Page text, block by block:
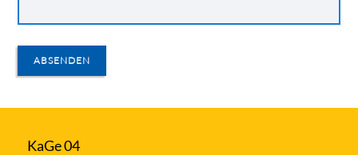
ABSENDEN
KaGe 04